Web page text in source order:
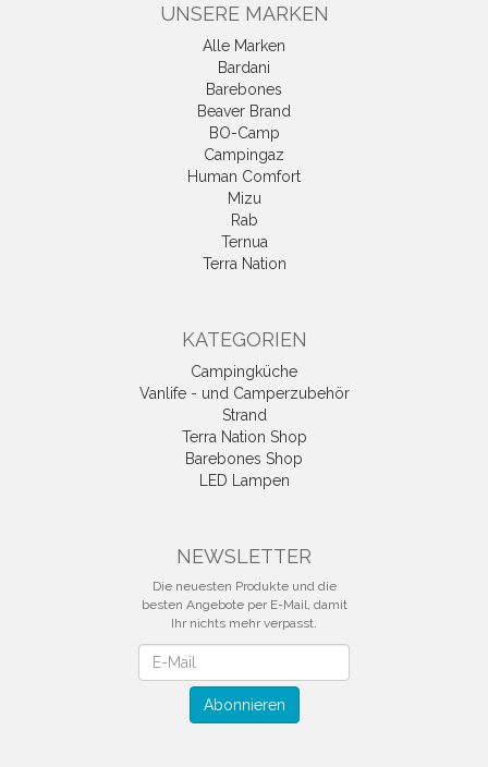
UNSERE MARKEN
Alle Marken
Bardani
Barebones
Beaver Brand
BO-Camp
Campingaz
Human Comfort
Mizu
Rab
Ternua
Terra Nation
KATEGORIEN
Campingküche
Vanlife - und Camperzubehör
Strand
Terra Nation Shop
Barebones Shop
LED Lampen
NEWSLETTER
Die neuesten Produkte und die
besten Angebote per E-Mail, damit
Ihr nichts mehr verpasst.
Abonnieren